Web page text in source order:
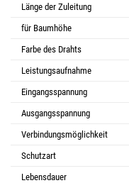
Länge der Zuleitung
für Baumhöhe
Farbe des Drahts
Leistungsaufnahme
Eingangsspannung
Ausgangsspannung
Verbindungsmöglichkeit
Schutzart
Lebensdauer